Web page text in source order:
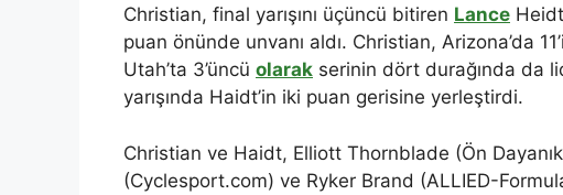
Christian, final yarışını üçüncü bitiren Lance
puan önünde unvanı aldı. Christian, Arizona’da
Utah’ta 3’üncü olarak serinin dört durağında da
yarışında Haidt’in iki puan gerisine yerleştirdi.
Christian ve Haidt, Elliott Thornblade (Ön
(Cyclesport.com) ve Ryker Brand (ALLIED-